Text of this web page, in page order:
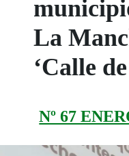
La
‘Calle
Nº 67